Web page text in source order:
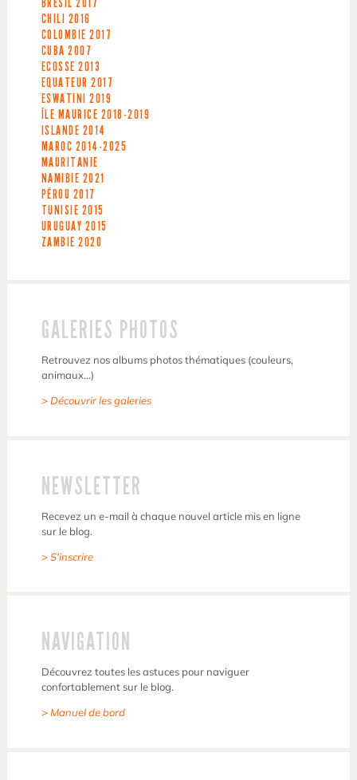
CHILI 2016
COLOMBIE 2017
CUBA 2007
ECOSSE 2013
EQUATEUR 2017
ESWATINI 2019
ÎLE MAURICE 2018-2019
ISLANDE 2014
MAROC 2014-2025
MAURITANIE
NAMIBIE 2021
PÉROU 2017
TUNISIE 2015
URUGUAY 2015
ZAMBIE 2020
GALERIES PHOTOS
Retrouvez nos albums photos thématiques (couleurs,
animaux…)
> Découvrir les galeries
NEWSLETTER
Recevez un e-mail à chaque nouvel article mis en ligne
sur le blog.
> S'inscrire
NAVIGATION
Découvrez toutes les astuces pour naviguer
confortablement sur le blog.
> Manuel de bord